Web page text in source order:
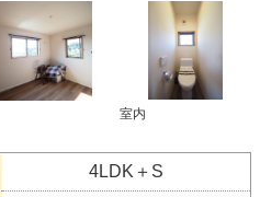
室内
4LDK＋S